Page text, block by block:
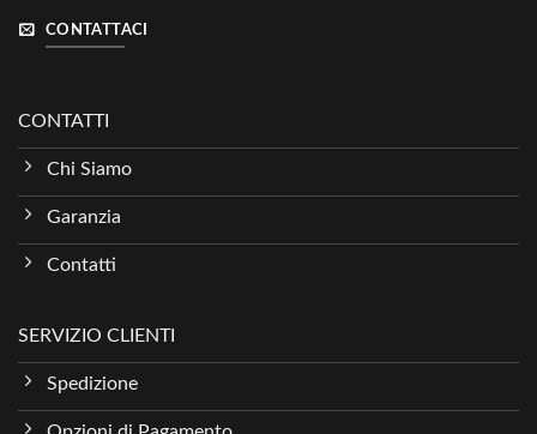
CONTATTACI
CONTATTI
Chi Siamo
Garanzia
Contatti
SERVIZIO CLIENTI
Spedizione